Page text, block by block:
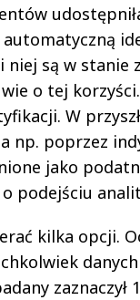
są w stanie
o tej
W
np. poprzez
jako
podejściu
kilka opcji.
zaznaczył